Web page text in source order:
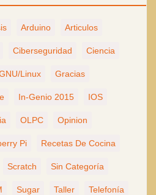
Arduino Articulos
Ciberseguridad Ciencia
Linux Gracias
In-Genio 2015 IOS
OLPC Opinion
Pi Recetas De Cocina
Scratch Sin Categoría
Sugar Taller Telefonía